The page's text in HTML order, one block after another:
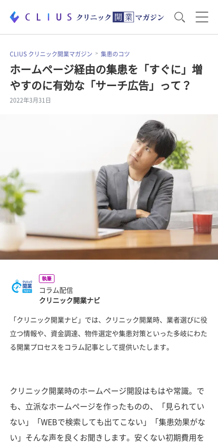
お役立ち資料 運営・経営のポイント
開業医のリアル 開業準備で大事なこと
医療機器・事務機器
セミナー
CLIUS クリニック開業マガジン 集患のコツ
ホームページ経由の集患を「すぐに」増
やすのに有効な「サーチ広告」って？
2022年3月31日
執筆
コラム配信
クリニック開業ナビ
「クリニック開業ナビ」では、クリニック開業時、業者選びに役
立つ情報や、資金調達、物件選定や集患対策といった多岐にわた
る開業プロセスをコラム記事として提供いたします。
クリニック開業時のホームページ開設はもはや常識。で
も、立派なホームページを作ったものの、「見られてい
ない」「WEBで検索しても出てこない」「集患効果がな
い」そんな声を良くお聞きします。安くない初期費用を